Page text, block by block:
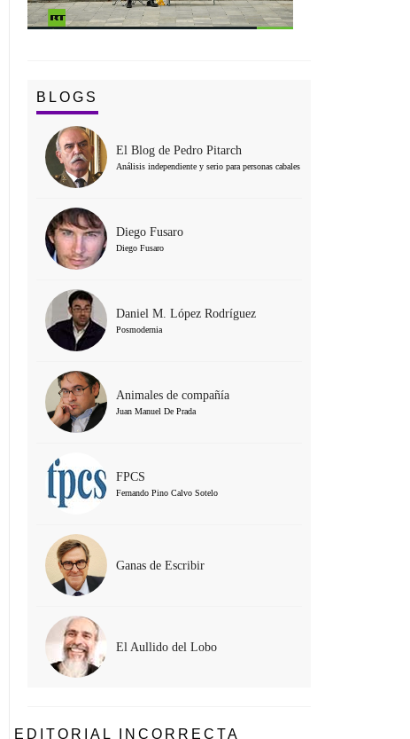
BLOGS
El Blog de Pedro Pitarch
Análisis independiente y serio para personas cabales
Diego Fusaro
Diego Fusaro
Daniel M. López Rodríguez
Posmodernia
Animales de compañía
Juan Manuel De Prada
FPCS
Fernando Pino Calvo Sotelo
Ganas de Escribir
El Aullido del Lobo
EDITORIAL INCORRECTA